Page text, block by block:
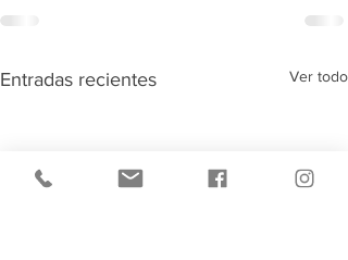
Entradas recientes Ver todo